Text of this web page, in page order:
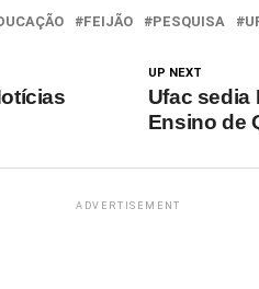
FEIJÃO PESQUISA
UP NEXT
Ufac sedia
Ensino de
ADVERTISEMENT